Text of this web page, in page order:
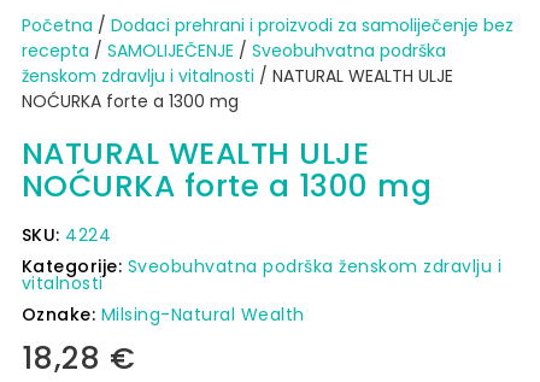
Početna / Dodaci prehrani i proizvodi za samoliječenje bez
recepta / SAMOLIJEČENJE / Sveobuhvatna podrška
ženskom zdravlju i vitalnosti / NATURAL WEALTH ULJE
NOĆURKA forte a 1300 mg
NATURAL WEALTH ULJE
NOĆURKA forte a 1300 mg
SKU: 4224
Kategorije: Sveobuhvatna podrška ženskom zdravlju i
vitalnosti
Oznake: Milsing-Natural Wealth
18,28 €